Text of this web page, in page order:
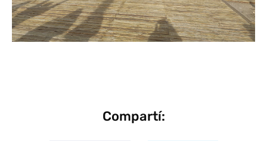
Compartí: